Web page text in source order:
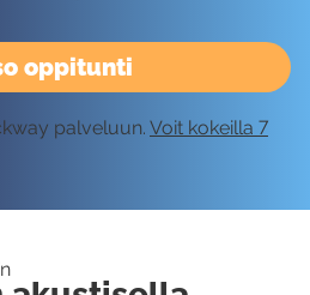
oppitunti
palveluun. Voit kokeilla 7